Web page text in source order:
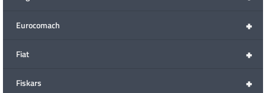
+
Eurocomach
+
Fiat
+
Fiskars